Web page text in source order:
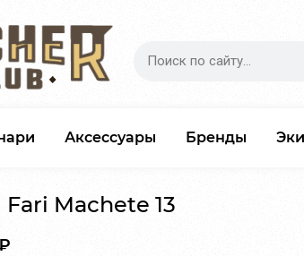
Аксессуары Бренды
Fari Machete 13